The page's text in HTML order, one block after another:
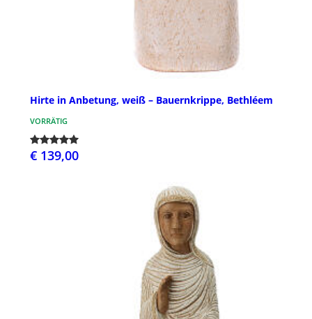
Hirte in Anbetung, weiß – Bauernkrippe, Bethléem
VORRÄTIG
€ 139,00